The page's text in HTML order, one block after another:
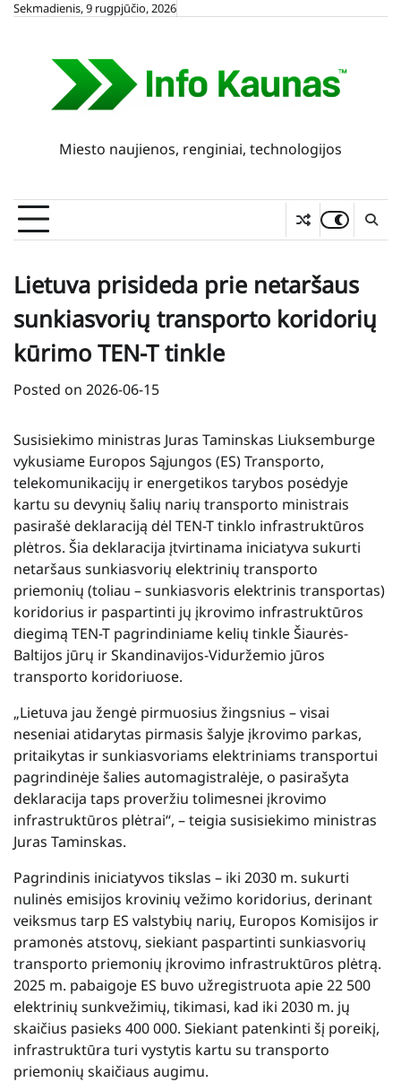
SkipSekmadienis, 9 rugpjūčio, 2026
Miesto naujienos, renginiai, technologijos
Lietuva prisideda prie netaršaus
sunkiasvorių transporto koridorių
kūrimo TEN-T tinkle
Posted on 2026-06-15
Susisiekimo ministras Juras Taminskas Liuksemburge
vykusiame Europos Sąjungos (ES) Transporto,
telekomunikacijų ir energetikos tarybos posėdyje
kartu su devynių šalių narių transporto ministrais
pasirašė deklaraciją dėl TEN-T tinklo infrastruktūros
plėtros. Šia deklaracija įtvirtinama iniciatyva sukurti
netaršaus sunkiasvorių elektrinių transporto
priemonių (toliau – sunkiasvoris elektrinis transportas)
koridorius ir paspartinti jų įkrovimo infrastruktūros
diegimą TEN-T pagrindiniame kelių tinkle Šiaurės-
Baltijos jūrų ir Skandinavijos-Viduržemio jūros
transporto koridoriuose.
„Lietuva jau žengė pirmuosius žingsnius – visai
neseniai atidarytas pirmasis šalyje įkrovimo parkas,
pritaikytas ir sunkiasvoriams elektriniams transportui
pagrindinėje šalies automagistralėje, o pasirašyta
deklaracija taps proveržiu tolimesnei įkrovimo
infrastruktūros plėtrai“, – teigia susisiekimo ministras
Juras Taminskas.
Pagrindinis iniciatyvos tikslas – iki 2030 m. sukurti
nulinės emisijos krovinių vežimo koridorius, derinant
veiksmus tarp ES valstybių narių, Europos Komisijos ir
pramonės atstovų, siekiant paspartinti sunkiasvorių
transporto priemonių įkrovimo infrastruktūros plėtrą.
2025 m. pabaigoje ES buvo užregistruota apie 22 500
elektrinių sunkvežimių, tikimasi, kad iki 2030 m. jų
skaičius pasieks 400 000. Siekiant patenkinti šį poreikį,
infrastruktūra turi vystytis kartu su transporto
priemonių skaičiaus augimu.